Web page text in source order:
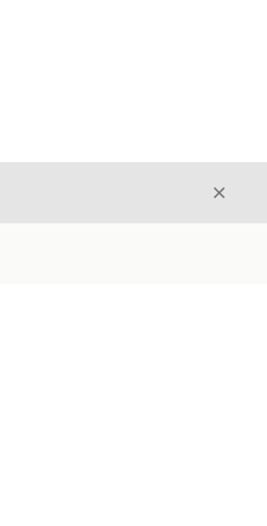
Luk